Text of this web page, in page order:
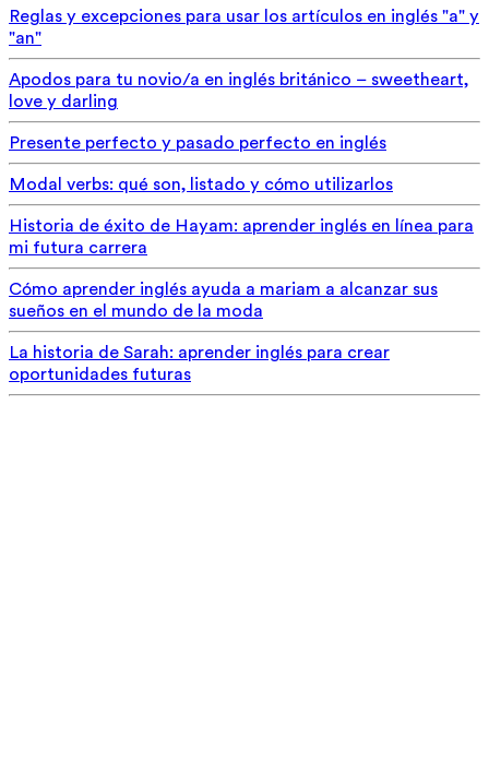
Reglas y excepciones para usar los artículos en inglés "a" y
"an"
Apodos para tu novio/a en inglés británico – sweetheart,
love y darling
Presente perfecto y pasado perfecto en inglés
Modal verbs: qué son, listado y cómo utilizarlos
Historia de éxito de Hayam: aprender inglés en línea para
mi futura carrera
Cómo aprender inglés ayuda a mariam a alcanzar sus
sueños en el mundo de la moda
La historia de Sarah: aprender inglés para crear
oportunidades futuras